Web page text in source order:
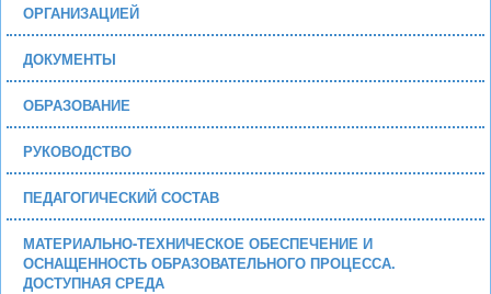
ОРГАНИЗАЦИЕЙ
ДОКУМЕНТЫ
ОБРАЗОВАНИЕ
РУКОВОДСТВО
ПЕДАГОГИЧЕСКИЙ СОСТАВ
МАТЕРИАЛЬНО-ТЕХНИЧЕСКОЕ ОБЕСПЕЧЕНИЕ И
ОСНАЩЕННОСТЬ ОБРАЗОВАТЕЛЬНОГО ПРОЦЕССА.
ДОСТУПНАЯ СРЕДА